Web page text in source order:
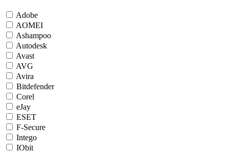
Adobe
AOMEI
Ashampoo
Autodesk
Avast
AVG
Avira
Bitdefender
Corel
eJay
ESET
F-Secure
Intego
IObit